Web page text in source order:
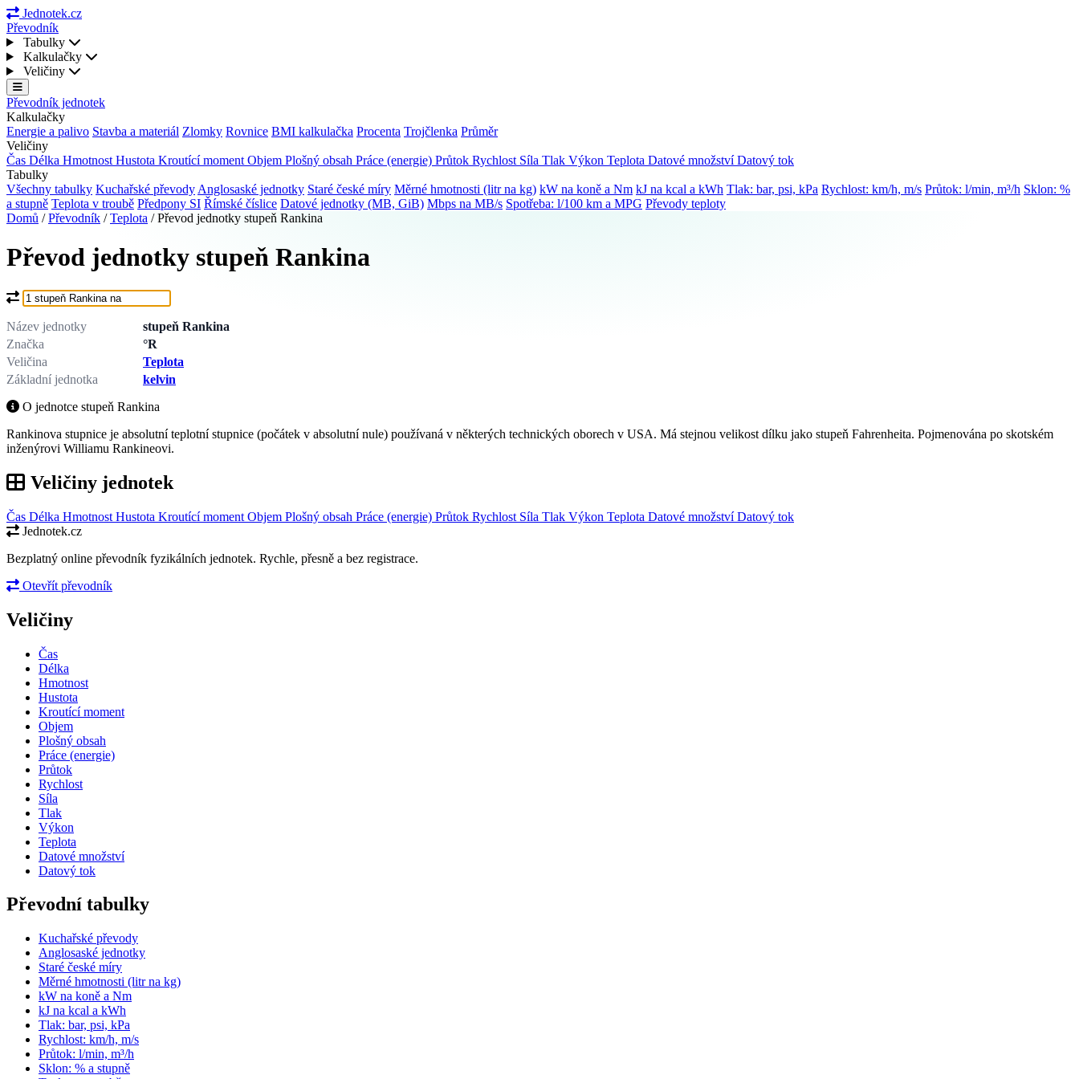
Jednotek.cz
Převodník
Tabulky
Kalkulačky
Veličiny
Převodník jednotek
Kalkulačky
Energie a palivo Stavba a materiál Zlomky Rovnice BMI kalkulačka Procenta Trojčlenka Průměr
Veličiny
Čas Délka Hmotnost Hustota Kroutící moment Objem Plošný obsah Práce (energie) Průtok Rychlost Síla Tlak Výkon Teplota Datové množstvíDatový tok
Tabulky
Všechny tabulky Kuchařské převody Anglosaské jednotky Staré české míry Měrné hmotnosti (litr na kg) kW na koně a Nm kJ na kcal a kWh Tlak: bar, psi, kPa Rychlost: km/h, m/s Průtok: l/min, m³/h Sklon: %
a stupně Teplota v troubě Předpony SI Římské číslice Datové jednotky (MB, GiB) Mbps na MB/s Spotřeba: l/100 km a MPG Převody teploty
Domů / Převodník / Teplota / Převod jednotky stupeň Rankina
Převod jednotky stupeň Rankina
Co chcete převést?
Název jednotky
stupeň Rankina
Značka
°R
Veličina
Teplota
Základní jednotka
kelvin
O jednotce stupeň Rankina
Rankinova stupnice je absolutní teplotní stupnice (počátek v absolutní nule) používaná v některých technických oborech v USA. Má stejnou velikost dílku jako stupeň Fahrenheita. Pojmenována po skotském
inženýrovi Williamu Rankineovi.
Veličiny jednotek
Čas Délka Hmotnost Hustota Kroutící moment Objem Plošný obsah Práce (energie) Průtok Rychlost Síla Tlak Výkon Teplota Datové množstvíDatový tok
Jednotek.cz
Bezplatný online převodník fyzikálních jednotek. Rychle, přesně a bez registrace.
Otevřít převodník
Veličiny
Čas
Délka
Hmotnost
Hustota
Kroutící moment
Objem
Plošný obsah
Práce (energie)
Průtok
Rychlost
Síla
Tlak
Výkon
Teplota
Datové množství
Datový tok
Převodní tabulky
Kuchařské převody
Anglosaské jednotky
Staré české míry
Měrné hmotnosti (litr na kg)
kW na koně a Nm
kJ na kcal a kWh
Tlak: bar, psi, kPa
Rychlost: km/h, m/s
Průtok: l/min, m³/h
Sklon: % a stupně